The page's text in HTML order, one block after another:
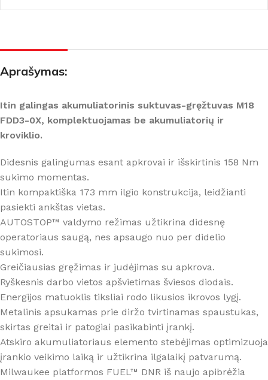
Aprašymas:
Itin galingas akumuliatorinis suktuvas-gręžtuvas M18
FDD3-0X, komplektuojamas be akumuliatorių ir
kroviklio.
Didesnis galingumas esant apkrovai ir išskirtinis 158 Nm
sukimo momentas.
Itin kompaktiška 173 mm ilgio konstrukcija, leidžianti
pasiekti ankštas vietas.
AUTOSTOP™ valdymo režimas užtikrina didesnę
operatoriaus saugą, nes apsaugo nuo per didelio
sukimosi.
Greičiausias gręžimas ir judėjimas su apkrova.
Ryškesnis darbo vietos apšvietimas šviesos diodais.
Energijos matuoklis tiksliai rodo likusios ikrovos lygį.
Metalinis apsukamas prie diržo tvirtinamas spaustukas,
skirtas greitai ir patogiai pasikabinti įrankį.
Atskiro akumuliatoriaus elemento stebėjimas optimizuoja
įrankio veikimo laiką ir užtikrina ilgalaikį patvarumą.
Milwaukee platformos FUEL™ DNR iš naujo apibrėžia